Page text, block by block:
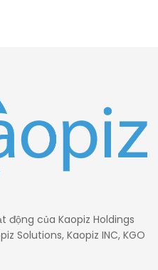
của Kaopiz Holdings
Solutions, Kaopiz INC, KGO